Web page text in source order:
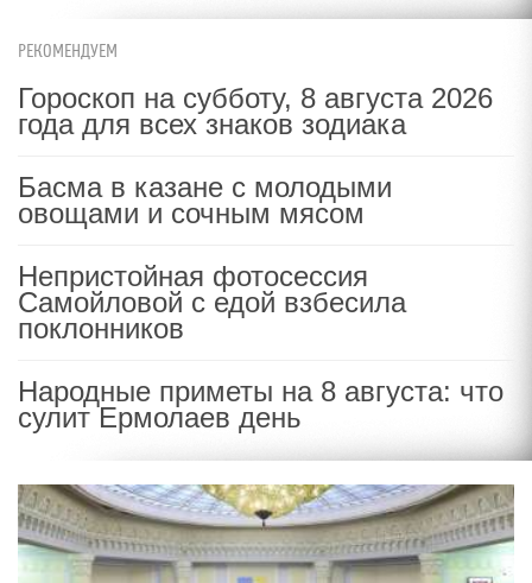
РЕКОМЕНДУЕМ
Гороскоп на субботу, 8 августа 2026
года для всех знаков зодиака
Басма в казане с молодыми
овощами и сочным мясом
Непристойная фотосессия
Самойловой с едой взбесила
поклонников
Народные приметы на 8 августа: что
сулит Ермолаев день